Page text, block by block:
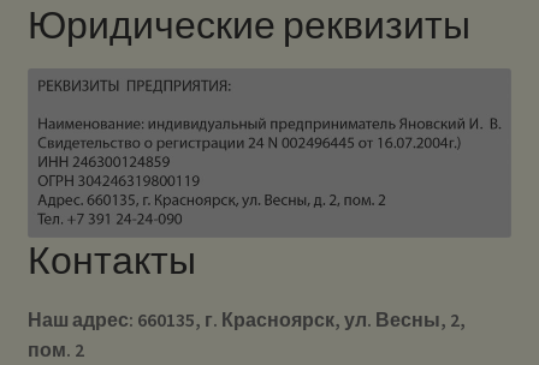
Юридические реквизиты
Контакты
Наш адрес: 660135, г. Красноярск, ул. Весны, 2,
пом. 2